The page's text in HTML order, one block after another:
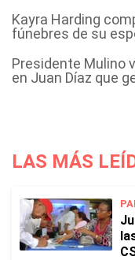
Kayra Harding
fúnebres de su
Presidente Mulino
en Juan Díaz que
LAS MÁS